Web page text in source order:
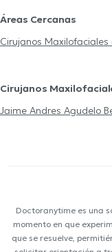
Áreas Cercanas
Cirujanos Maxilofaciales
Cirujanos
Jaime Andres Agudelo
Doctoranytime es una
momento en que
que se resuelve,